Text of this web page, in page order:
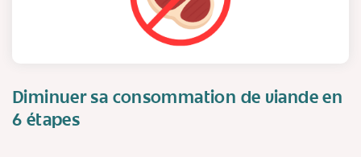
Diminuer sa consommation de viande en
6 étapes